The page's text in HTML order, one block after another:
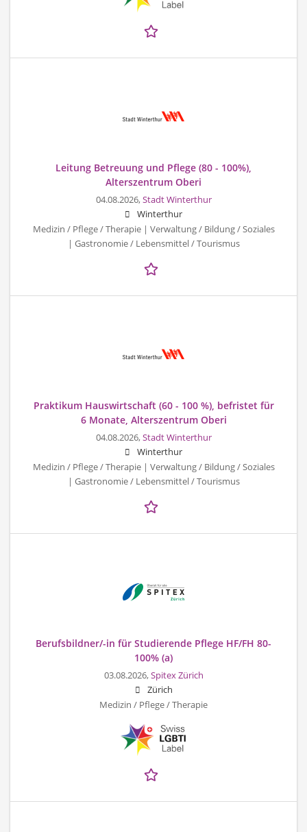
Leitung Betreuung und Pflege (80 - 100%),
Alterszentrum Oberi
04.08.2026,Stadt Winterthur
Winterthur
Medizin / Pflege / Therapie | Verwaltung / Bildung / Soziales
| Gastronomie / Lebensmittel / Tourismus
Praktikum Hauswirtschaft (60 - 100 %), befristet für
6 Monate, Alterszentrum Oberi
04.08.2026,Stadt Winterthur
Winterthur
Medizin / Pflege / Therapie | Verwaltung / Bildung / Soziales
| Gastronomie / Lebensmittel / Tourismus
Berufsbildner/-in für Studierende Pflege HF/FH 80-
100% (a)
03.08.2026,Spitex Zürich
Zürich
Medizin / Pflege / Therapie